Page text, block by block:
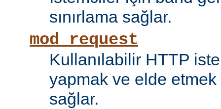
sınırlama sağlar.
mod_request
Kullanılabilir HTTP
yapmak ve elde
sağlar.